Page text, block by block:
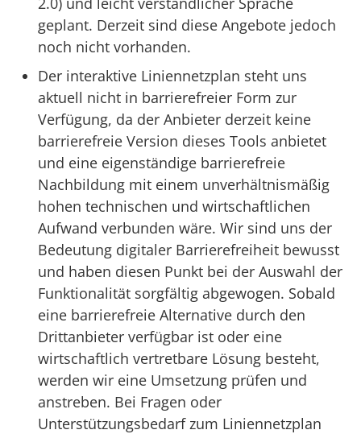
geplant. Derzeit sind diese Angebote jedoch
noch nicht vorhanden.
Der interaktive Liniennetzplan steht uns
aktuell nicht in barrierefreier Form zur
Verfügung, da der Anbieter derzeit keine
barrierefreie Version dieses Tools anbietet
und eine eigenständige barrierefreie
Nachbildung mit einem unverhältnismäßig
hohen technischen und wirtschaftlichen
Aufwand verbunden wäre. Wir sind uns der
Bedeutung digitaler Barrierefreiheit bewusst
und haben diesen Punkt bei der Auswahl der
Funktionalität sorgfältig abgewogen. Sobald
eine barrierefreie Alternative durch den
Drittanbieter verfügbar ist oder eine
wirtschaftlich vertretbare Lösung besteht,
werden wir eine Umsetzung prüfen und
anstreben. Bei Fragen oder
Unterstützungsbedarf zum Liniennetzplan